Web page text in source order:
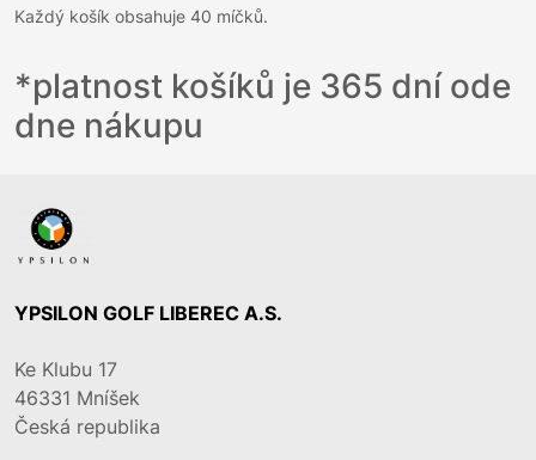
Každý košík obsahuje 40 míčků.
*platnost košíků je 365 dní ode
dne nákupu
YPSILON GOLF LIBEREC A.S.
Ke Klubu 17
46331 Mníšek
Česká republika